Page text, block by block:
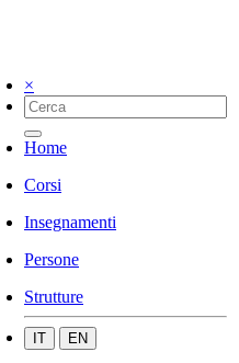
×
Home
Corsi
Insegnamenti
Persone
Strutture
IT EN